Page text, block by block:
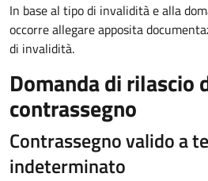
In base al tipo di invalidità e alla
occorre allegare apposita
di invalidità.
Domanda di rilascio
contrassegno
Contrassegno valido a
indeterminato